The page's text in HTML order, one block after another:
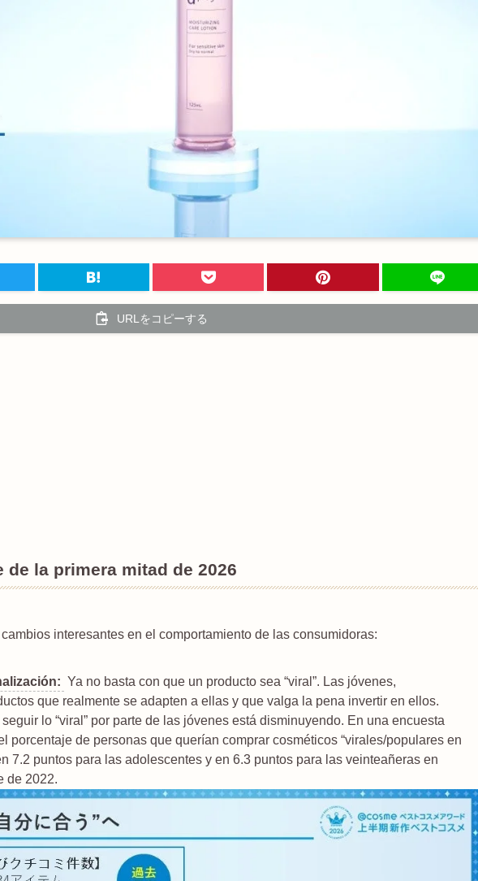
URLをコピーする
la primera mitad de 2026
interesantes en el comportamiento de las consumidoras:
Ya no basta con que un producto sea “viral”. Las jóvenes,
que realmente se adapten a ellas y que valga la pena invertir en ellos.
lo “viral” por parte de las jóvenes está disminuyendo. En una encuesta
porcentaje de personas que querían comprar cosméticos “virales/populares en
7.2 puntos para las adolescentes y en 6.3 puntos para las veinteañeras en
de 2022.